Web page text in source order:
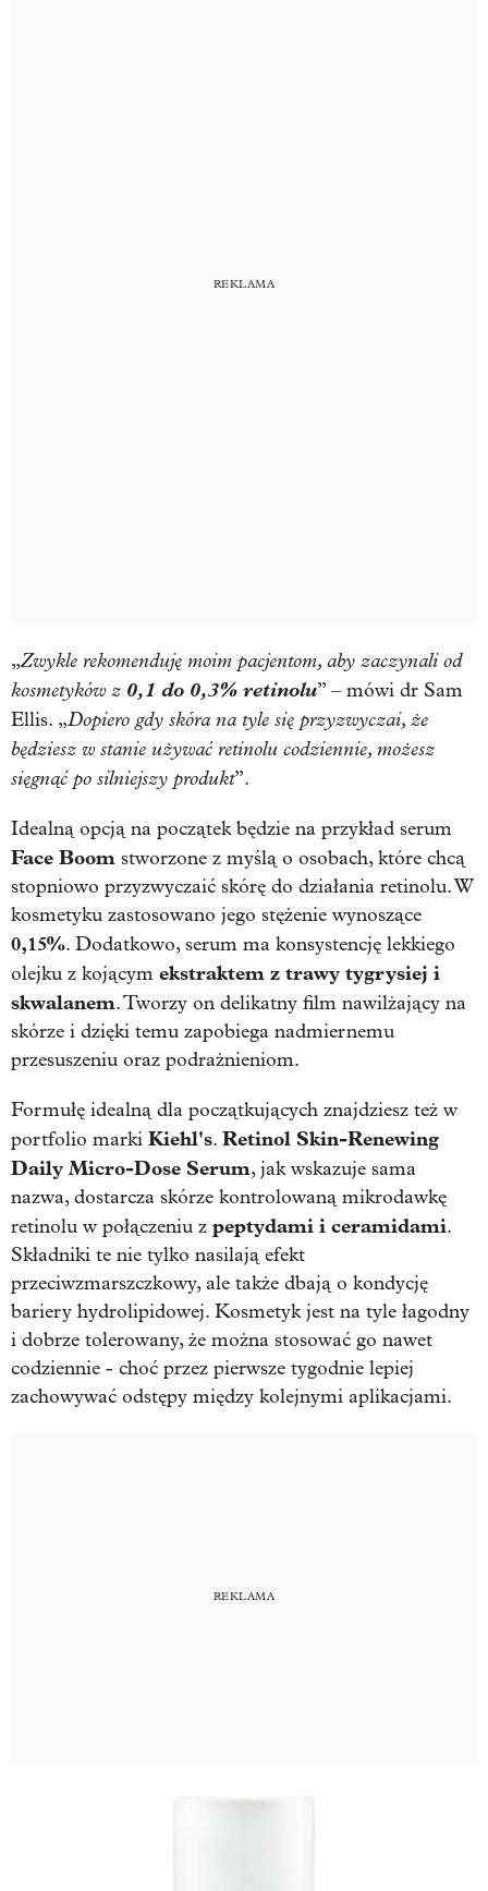
„Zwykle rekomenduję moim pacjentom, aby zaczynali od
kosmetyków z 0,1 do 0,3% retinolu” – mówi dr Sam
Ellis. „Dopiero gdy skóra na tyle się przyzwyczai, że
będziesz w stanie używać retinolu codziennie, możesz
sięgnąć po silniejszy produkt”.
Idealną opcją na początek będzie na przykład serum
Face Boom stworzone z myślą o osobach, które chcą
stopniowo przyzwyczaić skórę do działania retinolu. W
kosmetyku zastosowano jego stężenie wynoszące
0,15%. Dodatkowo, serum ma konsystencję lekkiego
olejku z kojącym ekstraktem z trawy tygrysiej i
skwalanem. Tworzy on delikatny film nawilżający na
skórze i dzięki temu zapobiega nadmiernemu
przesuszeniu oraz podrażnieniom.
Formułę idealną dla początkujących znajdziesz też w
portfolio marki Kiehl's. Retinol Skin-Renewing
Daily Micro-Dose Serum, jak wskazuje sama
nazwa, dostarcza skórze kontrolowaną mikrodawkę
retinolu w połączeniu z peptydami i ceramidami.
Składniki te nie tylko nasilają efekt
przeciwzmarszczkowy, ale także dbają o kondycję
bariery hydrolipidowej. Kosmetyk jest na tyle łagodny
i dobrze tolerowany, że można stosować go nawet
codziennie - choć przez pierwsze tygodnie lepiej
zachowywać odstępy między kolejnymi aplikacjami.